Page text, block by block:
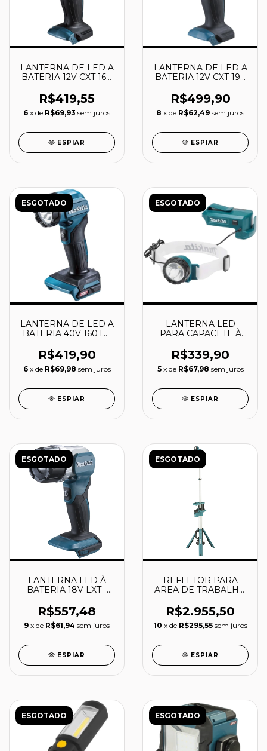
LANTERNA DE LED A
BATERIA 12V CXT 160
R$419,55
6 x de R$69,93 sem juros
ESPIAR
LANTERNA DE LED A
BATERIA 12V CXT 190
R$499,90
8 x de R$62,49 sem juros
ESPIAR
ESGOTADO
LANTERNA DE LED A
BATERIA 40V 160 lm
MAKITA
R$419,90
6 x de R$69,98 sem juros
ESPIAR
ESGOTADO
LANTERNA LED
PARA CAPACETE À
DML800 - MAKITA
R$339,90
5 x de R$67,98 sem juros
ESPIAR
ESGOTADO
LANTERNA LED À
BATERIA 18V LXT -
R$557,48
9 x de R$61,94 sem juros
ESPIAR
ESGOTADO
REFLETOR PARA
AREA DE TRABALHO
lm - DML814 -
MAKITA
R$2.955,50
10 x de R$295,55 sem juros
ESPIAR
ESGOTADO ESGOTADO